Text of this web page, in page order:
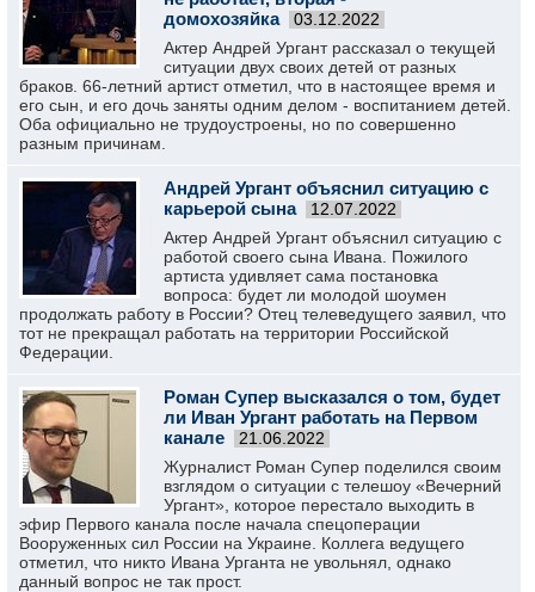
домохозяйка
03.12.2022
Актер Андрей Ургант рассказал о текущей
ситуации двух своих детей от разных
браков. 66-летний артист отметил, что в настоящее время и
его сын, и его дочь заняты одним делом - воспитанием детей.
Оба официально не трудоустроены, но по совершенно
разным причинам.
Андрей Ургант объяснил ситуацию с
карьерой сына
12.07.2022
Актер Андрей Ургант объяснил ситуацию с
работой своего сына Ивана. Пожилого
артиста удивляет сама постановка
вопроса: будет ли молодой шоумен
продолжать работу в России? Отец телеведущего заявил, что
тот не прекращал работать на территории Российской
Федерации.
Роман Супер высказался о том, будет
ли Иван Ургант работать на Первом
канале
21.06.2022
Журналист Роман Супер поделился своим
взглядом о ситуации с телешоу «Вечерний
Ургант», которое перестало выходить в
эфир Первого канала после начала спецоперации
Вооруженных сил России на Украине. Коллега ведущего
отметил, что никто Ивана Урганта не увольнял, однако
данный вопрос не так прост.